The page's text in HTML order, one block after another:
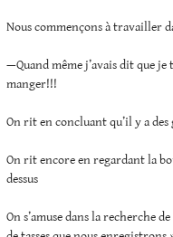
Nous commençons à travailler
—Quand même j’avais dit que
manger!!!
On rit en concluant qu’il y a des
On rit encore en regardant la
dessus
On s’amuse dans la recherche